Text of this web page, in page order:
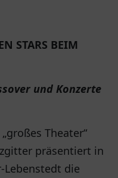
STARS BEIM
und Konzerte
Theater“
präsentiert in
Lebenstedt die